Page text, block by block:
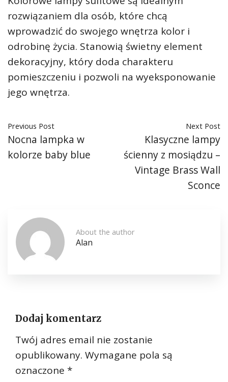
rozwiązaniem dla osób, które chcą
wprowadzić do swojego wnętrza kolor i
odrobinę życia. Stanowią świetny element
dekoracyjny, który doda charakteru
pomieszczeniu i pozwoli na wyeksponowanie
jego wnętrza.
Previous Post
Nocna lampka w
kolorze baby blue
Next Post
Klasyczne lampy
ścienny z mosiądzu –
Vintage Brass Wall
Sconce
About the author
Alan
Dodaj komentarz
Twój adres email nie zostanie
opublikowany. Wymagane pola są
oznaczone *